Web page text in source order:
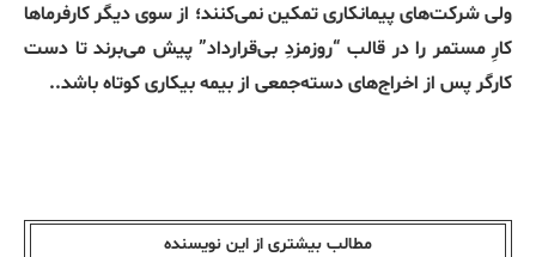
ولی شرکت‌های پیمانکاری تمکین نمی‌کنند؛ از سوی دیگر کارفرماها
کارِ مستمر را در قالب “روزمزدِ بی‌قرارداد” پیش می‌برند تا دست
کارگر پس از اخراج‌های دسته‌جمعی از بیمه بیکاری کوتاه باشد..
مطالب بیشتری از این نویسندە